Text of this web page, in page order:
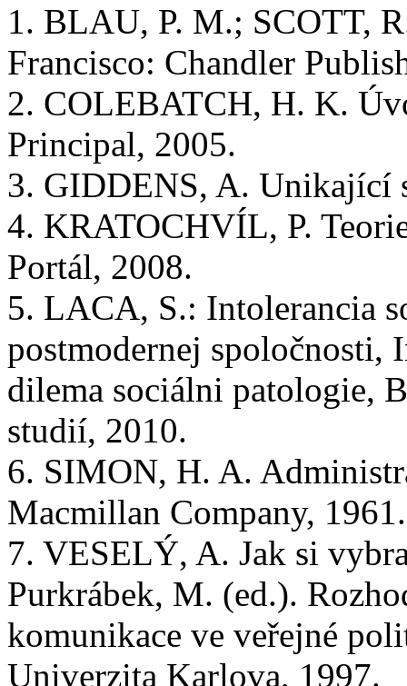
1. BLAU, P. M.; SCOTT,
Francisco: Chandler
2. COLEBATCH, H. K.
Principal, 2005.
3. GIDDENS, A. Unikající
4. KRATOCHVÍL, P.
Portál, 2008.
5. LACA, S.: Intolerancia
postmodernej spoločnosti,
dilema sociálni patologie,
studií, 2010.
6. SIMON, H. A.
Macmillan Company, 1961.
7. VESELÝ, A. Jak si
Purkrábek, M. (ed.).
komunikace ve veřejné
Univerzita Karlova, 1997.